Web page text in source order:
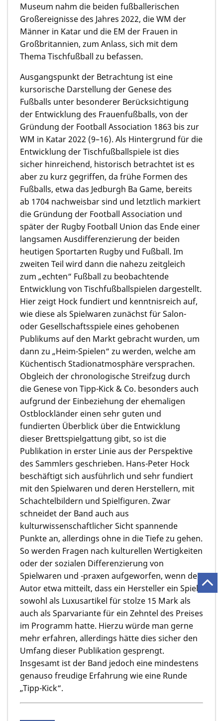
Museum nahm die beiden fußballerischen
Großereignisse des Jahres 2022, die WM der
Männer in Katar und die EM der Frauen in
Großbritannien, zum Anlass, sich mit dem
Thema Tischfußball zu befassen.
Ausgangspunkt der Betrachtung ist eine
kursorische Darstellung der Genese des
Fußballs unter besonderer Berücksichtigung
der Entwicklung des Frauenfußballs, von der
Gründung der Football Association 1863 bis zur
WM in Katar 2022 (9–16). Als Hintergrund für die
Entwicklung der Tischfußballspiele ist dies
sicher hinreichend, historisch betrachtet ist es
aber zu kurz gegriffen, da frühe Formen des
Fußballs, etwa das Jedburgh Ba Game, bereits
ab 1704 nachweisbar sind und letztlich markiert
die Gründung der Football Association und
später der Rugby Football Union das Ende einer
langsamen Ausdifferenzierung der beiden
heutigen Sportarten Rugby und Fußball. Im
zweiten Teil wird dann die nahezu zeitgleich
zum „echten“ Fußball zu beobachtende
Entwicklung von Tischfußballspielen dargestellt.
Hier zeigt Hock fundiert und kenntnisreich auf,
wie diese als Spielwaren zunächst für Salon-
oder Gesellschaftsspiele eines gehobenen
Publikums auf den Markt gebracht wurden, um
dann zu „Heim-Spielen“ zu werden, welche am
Küchentisch Stadionatmosphäre versprachen.
Obgleich der chronologische Streifzug durch
die Genese von Tipp-Kick & Co. besonders auch
aufgrund der Einbeziehung der ehemaligen
Ostblockländer einen sehr guten und
fundierten Überblick über die Entwicklung
dieser Brettspielgattung gibt, so ist die
Publikation in erster Linie aus der Perspektive
des Sammlers geschrieben. Hans-Peter Hock
beschäftigt sich ausführlich und sehr fundiert
mit den Spielwaren und deren Herstellern, mit
Schachtelbildern und Spielfiguren. Zwar
schneidet der Band auch aus
kulturwissenschaftlicher Sicht spannende
Punkte an, allerdings ohne in die Tiefe zu gehen.
So werden Fragen nach kulturellen Wertigkeiten
oder der sozialen Differenzierung von
Spielwaren und -praxen aufgeworfen, wenn der
Autor etwa mitteilt, dass ein Hersteller ein Spiel
sowohl als Luxusartikel für stolze 15 Mark als
auch als Sparvariante für ein Zehntel des Preises
im Programm hatte. Hierzu würde man gerne
mehr erfahren, allerdings hätte dies sicher den
Umfang dieser Publikation gesprengt.
Insgesamt ist der Band jedoch eine mindestens
genauso freudige Erfahrung wie eine Runde
„Tipp-Kick“.